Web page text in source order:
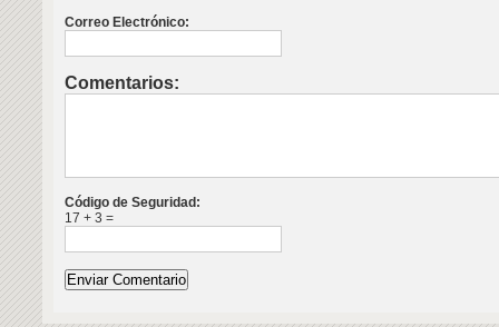
Correo Electrónico:
Comentarios:
Código de Seguridad:
17 + 3 =